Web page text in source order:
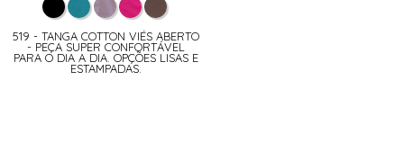
519 - TANGA COTTON VIÉS ABERTO
- PEÇA SUPER CONFORTÁVEL
PARA O DIA A DIA. OPÇÕES LISAS E
ESTAMPADAS.